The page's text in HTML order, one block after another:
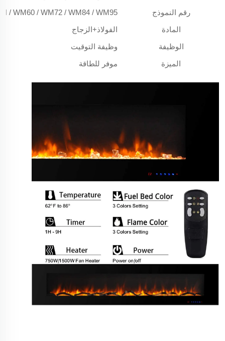
رقم النموذج
/ WM60 / WM72 / WM84 / WM95
المادة
الفولاذ+الزجاج
الوظيفة
وظيفة التوقيت
الميزة
موفر للطاقة